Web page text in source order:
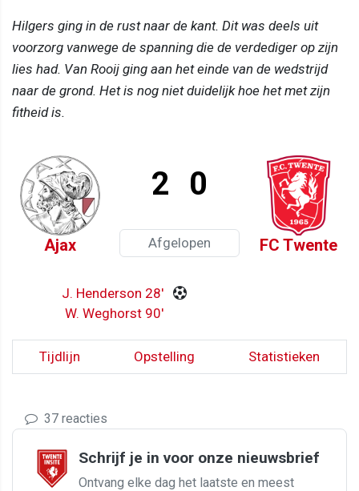
Hilgers ging in de rust naar de kant. Dit was deels uit
voorzorg vanwege de spanning die de verdediger op zijn
lies had. Van Rooij ging aan het einde van de wedstrijd
naar de grond. Het is nog niet duidelijk hoe het met zijn
fitheid is.
Ajax
2 0
Afgelopen FC Twente
J. Henderson 28'
W. Weghorst 90'
Tijdlijn Opstelling Statistieken
37 reacties
Schrijf je in voor onze nieuwsbrief
Ontvang elke dag het laatste en meest